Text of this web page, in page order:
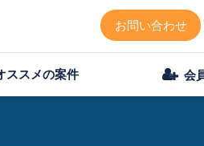
お問い合わせ
ススメの案件 会